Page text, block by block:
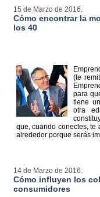
15 de Marzo de 2016.
Cómo encontrar la
los 40
(te
para
tiene
otra
que, cuando conectes, te
alrededor porque serás
14 de Marzo de 2016.
Cómo influyen los
consumidores